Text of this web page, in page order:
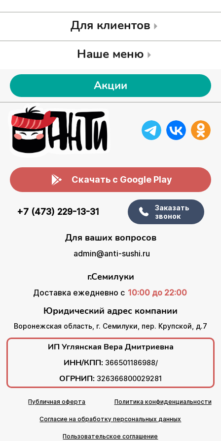
Для клиентов
Наше меню
Акции
Скачать с Google Play
+7 (473) 229-13-31
Заказать
звонок
Для ваших вопросов
admin@anti-sushi.ru
г.Семилуки
Доставка ежедневно с 10:00 до 22:00
Юридический адрес компании
Воронежская область, г. Семилуки, пер. Крупской, д.7
ИП Углянская Вера Дмитриевна
ИНН/КПП: 366501186988/
ОГРНИП: 326366800029281
Публичная оферта Политика конфиденциальности
Согласие на обработку персональных данных
Пользовательское соглашение